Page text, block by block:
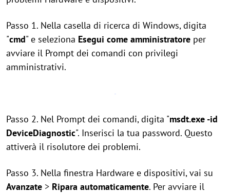
Passo 1. Nella casella di ricerca di Windows, digita
"cmd" e seleziona Esegui come amministratore per
avviare il Prompt dei comandi con privilegi
amministrativi.
Passo 2. Nel Prompt dei comandi, digita "msdt.exe -id
DeviceDiagnostic". Inserisci la tua password. Questo
attiverà il risolutore dei problemi.
Passo 3. Nella finestra Hardware e dispositivi, vai su
Avanzate > Ripara automaticamente. Per avviare il